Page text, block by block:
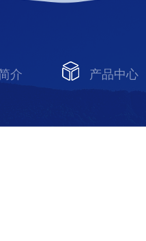
介 产品中心